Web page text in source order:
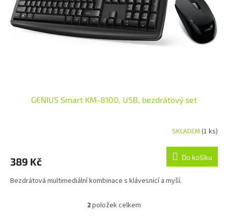
GENIUS Smart KM-8100, USB, bezdrátový set
SKLADEM(1 ks)
389 Kč Do košíku
Bezdrátová multimediální kombinace s klávesnicí a myší.
Ovládací prvky výpisu
2položek celkem